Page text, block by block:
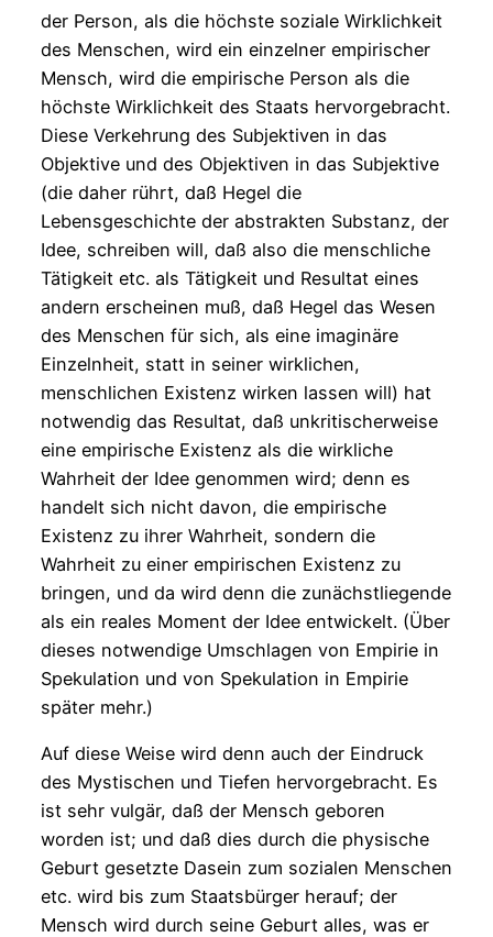
der Person, als die höchste soziale Wirklichkeit
des Menschen, wird ein einzelner empirischer
Mensch, wird die empirische Person als die
höchste Wirklichkeit des Staats hervorgebracht.
Diese Verkehrung des Subjektiven in das
Objektive und des Objektiven in das Subjektive
(die daher rührt, daß Hegel die
Lebensgeschichte der abstrakten Substanz, der
Idee, schreiben will, daß also die menschliche
Tätigkeit etc. als Tätigkeit und Resultat eines
andern erscheinen muß, daß Hegel das Wesen
des Menschen für sich, als eine imaginäre
Einzelnheit, statt in seiner wirklichen,
menschlichen Existenz wirken lassen will) hat
notwendig das Resultat, daß unkritischerweise
eine empirische Existenz als die wirkliche
Wahrheit der Idee genommen wird; denn es
handelt sich nicht davon, die empirische
Existenz zu ihrer Wahrheit, sondern die
Wahrheit zu einer empirischen Existenz zu
bringen, und da wird denn die zunächstliegende
als ein reales Moment der Idee entwickelt. (Über
dieses notwendige Umschlagen von Empirie in
Spekulation und von Spekulation in Empirie
später mehr.)
Auf diese Weise wird denn auch der Eindruck
des Mystischen und Tiefen hervorgebracht. Es
ist sehr vulgär, daß der Mensch geboren
worden ist; und daß dies durch die physische
Geburt gesetzte Dasein zum sozialen Menschen
etc. wird bis zum Staatsbürger herauf; der
Mensch wird durch seine Geburt alles, was er